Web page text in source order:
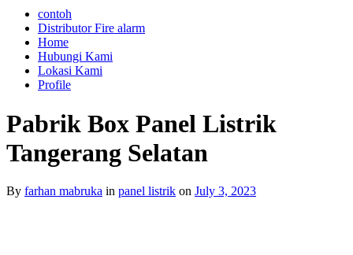
contoh
Distributor Fire alarm
Home
Hubungi Kami
Lokasi Kami
Profile
Pabrik Box Panel Listrik
Tangerang Selatan
By farhan mabruka in panel listrik on July 3, 2023